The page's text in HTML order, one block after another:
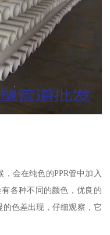
会在纯色的PPR管中加入
各种不同的颜色，优良的
的色差出现，仔细观察，它